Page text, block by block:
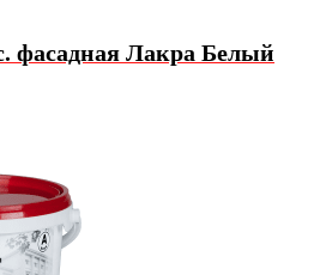
фасадная Лакра Белый